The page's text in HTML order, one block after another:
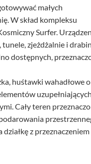
małych
W skład kompleksu
Surfer.
tunele, zjeżdżalnie i
dostępnych,
huśtawki wahadłowe
Cały teren
z przeznaczeniem